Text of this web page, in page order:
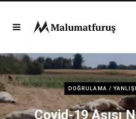
DOĞRULAMA /
Covid-19 Aşısı